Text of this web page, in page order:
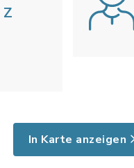
Z
In Karte anzeigen